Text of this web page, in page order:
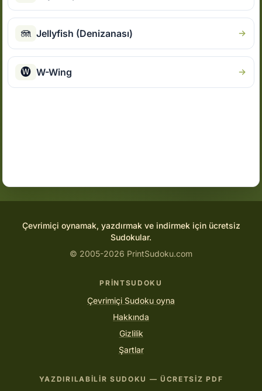
🪼 Jellyfish (Denizanası)
🅦 W-Wing
Çevrimiçi oynamak, yazdırmak ve indirmek için ücretsiz
Sudokular.
© 2005-2026 PrintSudoku.com
PRINTSUDOKU
Çevrimiçi Sudoku oyna
Hakkında
Gizlilik
Şartlar
YAZDIRILABILIR SUDOKU — ÜCRETSIZ PDF